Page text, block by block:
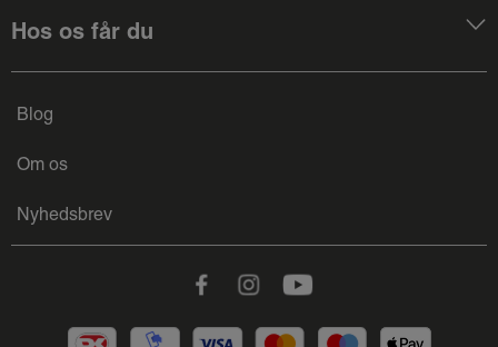
Hos os får du
Blog
Om os
Nyhedsbrev
FacebookInstagramYoutube